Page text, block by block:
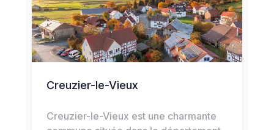
Creuzier-le-Vieux
Creuzier-le-Vieux est une charmante